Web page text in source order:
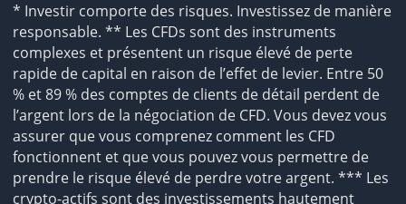
* Investir comporte des risques. Investissez de manière
responsable. ** Les CFDs sont des instruments
complexes et présentent un risque élevé de perte
rapide de capital en raison de l’effet de levier. Entre 50
% et 89 % des comptes de clients de détail perdent de
l’argent lors de la négociation de CFD. Vous devez vous
assurer que vous comprenez comment les CFD
fonctionnent et que vous pouvez vous permettre de
prendre le risque élevé de perdre votre argent. *** Les
crypto-actifs sont des investissements hautement